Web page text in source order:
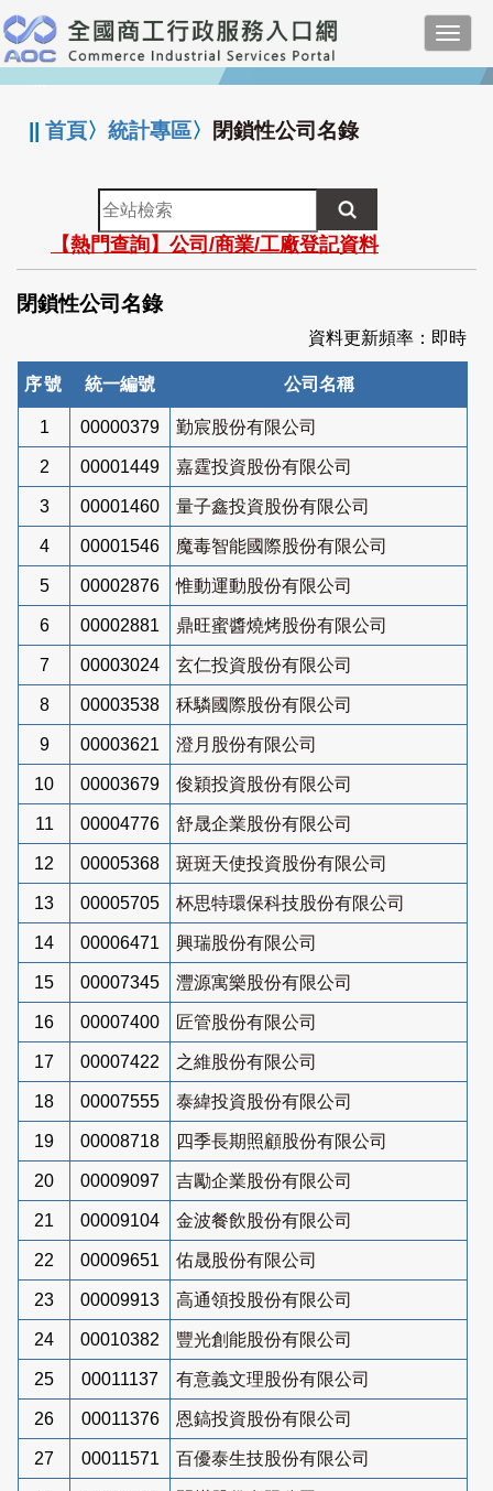
跳
到
主
要
:::
||首頁〉統計專區〉 閉鎖性公司名錄
全
站
檢
索
【熱門查詢】公司/商業/工廠登記資料
閉鎖性公司名錄
資料更新頻率：即時
序號 統一編號 公司名稱
1 00000379 勤宸股份有限公司
2 00001449 嘉霆投資股份有限公司
3 00001460 量子鑫投資股份有限公司
4 00001546 魔毒智能國際股份有限公司
5 00002876 惟動運動股份有限公司
6 00002881 鼎旺蜜醬燒烤股份有限公司
7 00003024 玄仁投資股份有限公司
8 00003538 秝驎國際股份有限公司
9 00003621 澄月股份有限公司
10 00003679 俊穎投資股份有限公司
11 00004776 舒晟企業股份有限公司
12 00005368 斑斑天使投資股份有限公司
13 00005705 杯思特環保科技股份有限公司
14 00006471 興瑞股份有限公司
15 00007345 灃源寓樂股份有限公司
16 00007400 匠管股份有限公司
17 00007422 之維股份有限公司
18 00007555 泰緯投資股份有限公司
19 00008718 四季長期照顧股份有限公司
20 00009097 吉勵企業股份有限公司
21 00009104 金波餐飲股份有限公司
22 00009651 佑晟股份有限公司
23 00009913 高通領投股份有限公司
24 00010382 豐光創能股份有限公司
25 00011137 有意義文理股份有限公司
26 00011376 恩鎬投資股份有限公司
27 00011571 百優泰生技股份有限公司